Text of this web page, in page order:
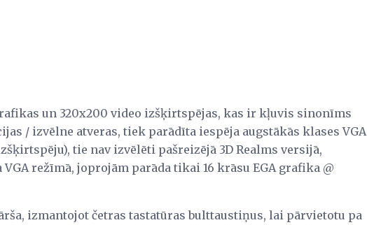
un 320x200 video izšķirtspējas, kas ir kļuvis sinonīms
/ izvēlne atveras, tiek parādīta iespēja augstākās klases VGA
tie nav izvēlēti pašreizējā 3D Realms versijā,
režīmā, joprojām parāda tikai 16 krāsu EGA grafika @
izmantojot četras tastatūras bulttaustiņus, lai pārvietotu pa